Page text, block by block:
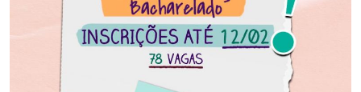
Secretaria-Geral
Secretaria de Governo